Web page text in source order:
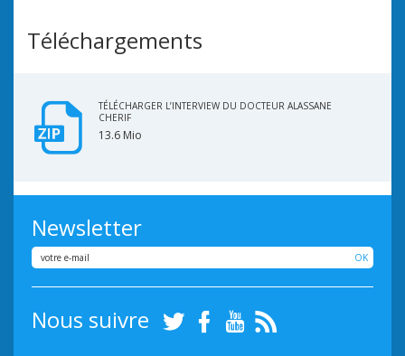
Téléchargements
TÉLÉCHARGER L’INTERVIEW DU DOCTEUR ALASSANE
CHERIF
13.6 Mio
Newsletter
OK
Nous suivre TwitterFacebookYoutube